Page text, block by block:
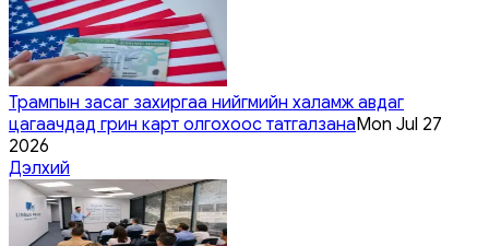
Трампын засаг захиргаа нийгмийн халамж авдаг
цагаачдад грин карт олгохоос татгалзанаMon Jul 27
2026
Дэлхий